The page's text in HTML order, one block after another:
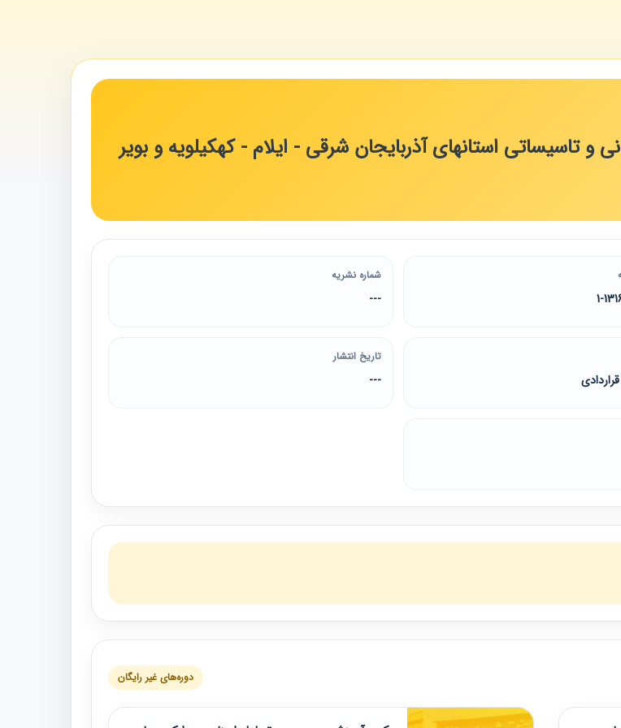
تاسیساتی استانهای آذربایجان شرقی - ایلام - کهکیلویه و بویر
1-
شماره نشریه
---
تاریخ انتشار
---
دوره‌های غیر رایگان